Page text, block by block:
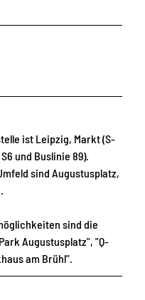
ist Leipzig, Markt (S-
und Buslinie 89).
sind Augustusplatz,
sind die
Augustusplatz", "Q-
am Brühl".